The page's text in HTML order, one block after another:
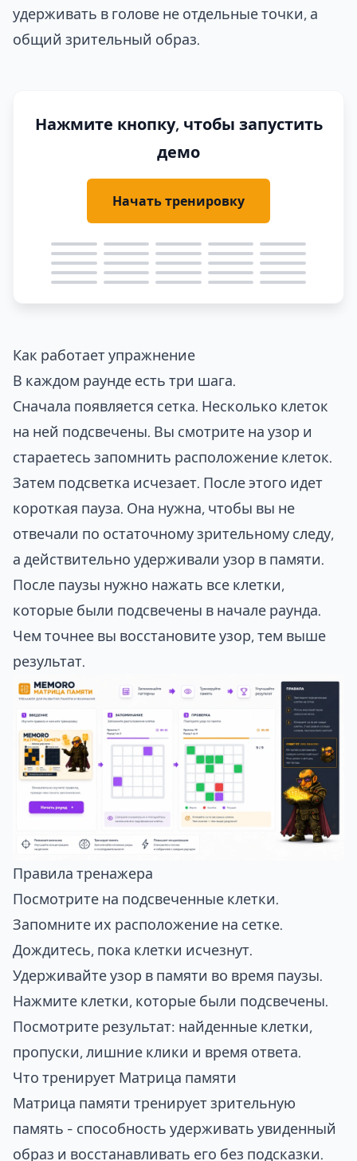
удерживать в голове не отдельные точки, а
общий зрительный образ.
Нажмите кнопку, чтобы запустить
демо
Начать тренировку
Как работает упражнение
В каждом раунде есть три шага.
Сначала появляется сетка. Несколько клеток
на ней подсвечены. Вы смотрите на узор и
стараетесь запомнить расположение клеток.
Затем подсветка исчезает. После этого идет
короткая пауза. Она нужна, чтобы вы не
отвечали по остаточному зрительному следу,
а действительно удерживали узор в памяти.
После паузы нужно нажать все клетки,
которые были подсвечены в начале раунда.
Чем точнее вы восстановите узор, тем выше
результат.
Правила тренажера
Посмотрите на подсвеченные клетки.
Запомните их расположение на сетке.
Дождитесь, пока клетки исчезнут.
Удерживайте узор в памяти во время паузы.
Нажмите клетки, которые были подсвечены.
Посмотрите результат: найденные клетки,
пропуски, лишние клики и время ответа.
Что тренирует Матрица памяти
Матрица памяти тренирует зрительную
память - способность удерживать увиденный
образ и восстанавливать его без подсказки.